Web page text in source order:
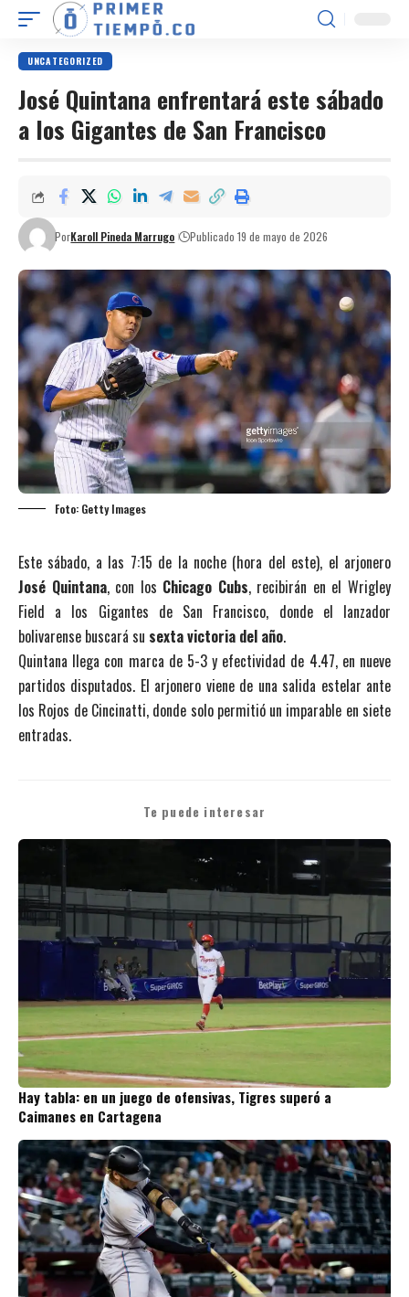
UNCATEGORIZED
José Quintana enfrentará este sábado
a los Gigantes de San Francisco
PorKaroll Pineda Marrugo Publicado 19 de mayo de 2026
Foto: Getty Images
Este sábado, a las 7:15 de la noche (hora del este), el arjonero
José Quintana, con los Chicago Cubs, recibirán en el Wrigley
Field a los Gigantes de San Francisco, donde el lanzador
bolivarense buscará su sexta victoria del año.
Quintana llega con marca de 5-3 y efectividad de 4.47, en nueve
partidos disputados. El arjonero viene de una salida estelar ante
los Rojos de Cincinatti, donde solo permitió un imparable en siete
entradas.
Te puede interesar
Hay tabla: en un juego de ofensivas, Tigres superó a
Caimanes en Cartagena